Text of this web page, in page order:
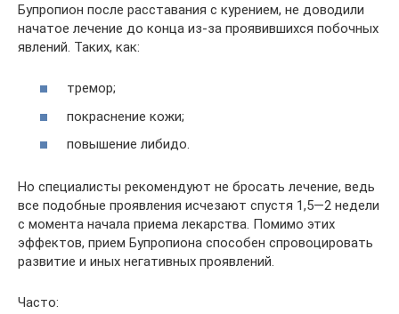
Бупропион после расставания с курением, не доводили
начатое лечение до конца из-за проявившихся побочных
явлений. Таких, как:
тремор;
покраснение кожи;
повышение либидо.
Но специалисты рекомендуют не бросать лечение, ведь
все подобные проявления исчезают спустя 1,5—2 недели
с момента начала приема лекарства. Помимо этих
эффектов, прием Бупропиона способен спровоцировать
развитие и иных негативных проявлений.
Часто: